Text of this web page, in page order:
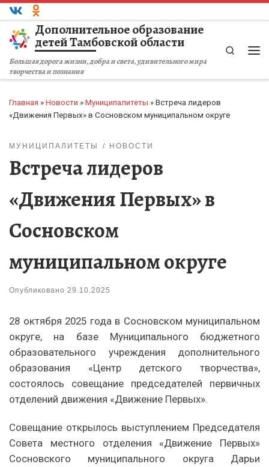
Перейти к содержимому
Дополнительное образование
детей Тамбовской области
Большая дорога жизни, добра и света, удивительного мира
творчества и познания
Search
Главная » Новости » Муниципалитеты » Встреча лидеров
«Движения Первых» в Сосновском муниципальном округе
МУНИЦИПАЛИТЕТЫ НОВОСТИ
Встреча лидеров
«Движения Первых» в
Сосновском
муниципальном округе
Опубликовано 29.10.2025
28 октября 2025 года в Сосновском муниципальном
округе, на базе Муниципального бюджетного
образовательного учреждения дополнительного
образования «Центр детского творчества»,
состоялось совещание председателей первичных
отделений движения «Движение Первых».
Совещание открылось выступлением Председателя
Совета местного отделения «Движение Первых»
Сосновского муниципального округа Дарьи